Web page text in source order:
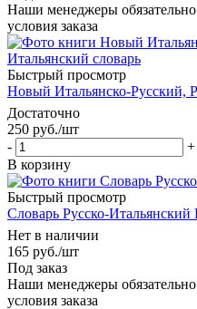
Наши менеджеры
условия заказа
Быстрый просмотр
Новый Итальянско-Русский,
Достаточно
250 руб./шт
-
+
В корзину
Быстрый просмотр
Словарь Русско-
Нет в наличии
165 руб./шт
Под заказ
Наши менеджеры
условия заказа